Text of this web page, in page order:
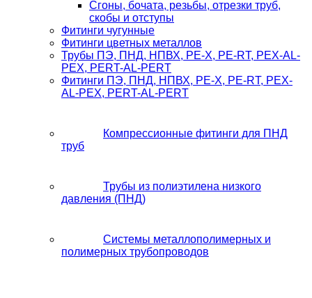
Сгоны, бочата, резьбы, отрезки труб,
скобы и отступы
Фитинги чугунные
Фитинги цветных металлов
Трубы ПЭ, ПНД, НПВХ, PE-X, PE-RT, PEX-AL-
PEX, PERT-AL-PERT
Фитинги ПЭ, ПНД, НПВХ, PE-X, PE-RT, PEX-
AL-PEX, PERT-AL-PERT
Компрессионные фитинги для ПНД
труб
Трубы из полиэтилена низкого
давления (ПНД)
Системы металлополимерных и
полимерных трубопроводов